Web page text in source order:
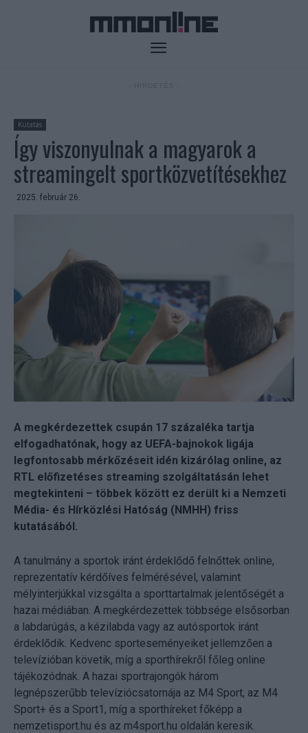
Kutatás
Így viszonyulnak a magyarok a
streamingelt sportközvetítésekhez
2025. február 26.
A megkérdezettek csupán 17 százaléka tartja
elfogadhatónak, hogy az UEFA-bajnokok ligája
legfontosabb mérkőzéseit idén kizárólag online, az
RTL előfizetéses streaming szolgáltatásán lehet
megtekinteni – többek között ez derült ki a Nemzeti
Média- és Hírközlési Hatóság (NMHH) friss
kutatásából.
A tanulmány a sportok iránt érdeklődő felnőttek online,
reprezentatív kérdőíves felmérésével, valamint
mélyinterjúkkal vizsgálta a sporttartalmak jelentőségét a
hazai médiában. A megkérdezettek többsége elsősorban
a labdarúgás, a kézilabda vagy az autósportok iránt
érdeklődik. Kedvenc sporteseményeiket jellemzően a
televízióban követik, míg a sporthírekről főleg online
tájékozódnak. A hazai sportrajongók három
legnépszerűbb televíziócsatornája az M4 Sport, az M4
Sport+ és a Sport1, míg a sporthíreket főképp a
nemzetisport.hu és az m4sport.hu oldalán keresik.